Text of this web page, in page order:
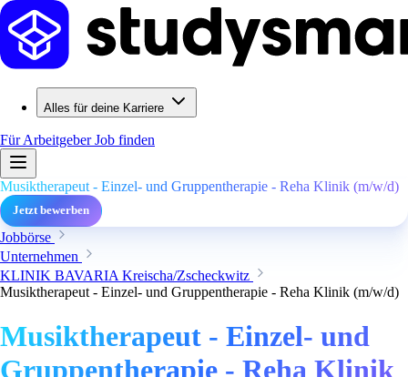
Alles für deine Karriere
Für ArbeitgeberJob finden
Musiktherapeut - Einzel- und Gruppentherapie - Reha Klinik (m/w/d)
Jetzt bewerben
Jobbörse
Unternehmen
KLINIK BAVARIA Kreischa/Zscheckwitz
Musiktherapeut - Einzel- und Gruppentherapie - Reha Klinik (m/w/d)
Musiktherapeut - Einzel- und
Gruppentherapie - Reha Klinik